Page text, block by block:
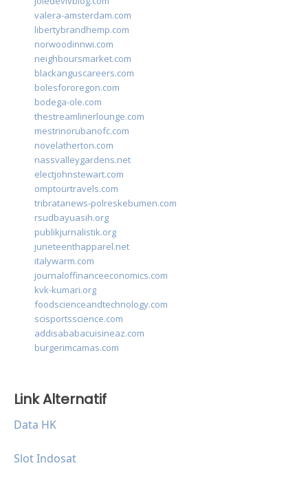
valera-amsterdam.com
libertybrandhemp.com
norwoodinnwi.com
neighboursmarket.com
blackanguscareers.com
bolesfororegon.com
bodega-ole.com
thestreamlinerlounge.com
mestrinorubanofc.com
novelatherton.com
nassvalleygardens.net
electjohnstewart.com
omptourtravels.com
tribratanews-polreskebumen.com
rsudbayuasih.org
publikjurnalistik.org
juneteenthapparel.net
italywarm.com
journaloffinanceeconomics.com
kvk-kumari.org
foodscienceandtechnology.com
scisportsscience.com
addisababacuisineaz.com
burgerimcamas.com
Link Alternatif
Data HK
Slot Indosat